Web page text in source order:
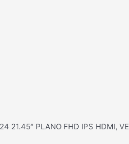
21.45″ PLANO FHD IPS HDMI,